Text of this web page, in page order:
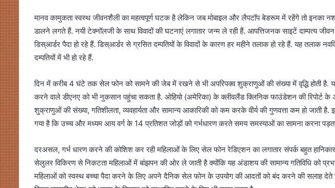
मानव कामुकता स्वस्थ जीवनशैली का महत्वपूर्ण घटक है लेकिन जब मोबाइल और लैपटॉप बेडरूम में रहेंगे तो इनका
डालने लगते हैं. नयी टेक्नॉलजी के साथ विवादों की घटनाएं लगातार जन्म ले रही हैं. आपत्तिजनक साइटें दाम्पत्य
डिस्आर्डर पैदा हो रहे हैं. डिस्आर्डर से ग्रसित दम्पतियों के विवादों के कारण हर महीने तलाक हो रहे हैं. यह तलाक
दम्पतियों में भी हो रहे हैं.
दिन में करीब 4 घंटे तक सेल फोन को सामने की जेब में रखने से भी अपरिपक्व शुक्राणुओं की संख्या में वृद्धि होती है.
करने वाले डीएनए को भी नुकसान पहुंचा सकता है. ओहियो (अमेरिका) के क्लीवलैंड क्लिनिक फाउंडेशन की रिपोर्ट
शुक्राणुओं की संख्या, गतिशीलता, व्यवहार्यता और सामान्य आकारिकी को कम करके वीर्य की गुणवत्ता कम हो जाती है.
गया है कि उच्च और मध्यम आय वर्ग के 14 प्रतिशत जोड़ों को गर्भधारण करते समय समस्याओं का सामना करना
दरअसल, गर्भ धारण करने की कोशिश कर रही महिलाओं के लिए सेल फोन रेडिएशन का लगातार संपर्क बहुत
सेलुलर विकिरण से निकटता महिलाओं में बांझपन की ओर ले जाती है क्योंकि यह अंडाशय की सामान्य गतिविधि को
महिलाओं को स्वस्थ बच्चा पैदा करने के लिए अपने दैनिक सेल फोन के उपयोग की आदतों को बंद करने की सलाह देते